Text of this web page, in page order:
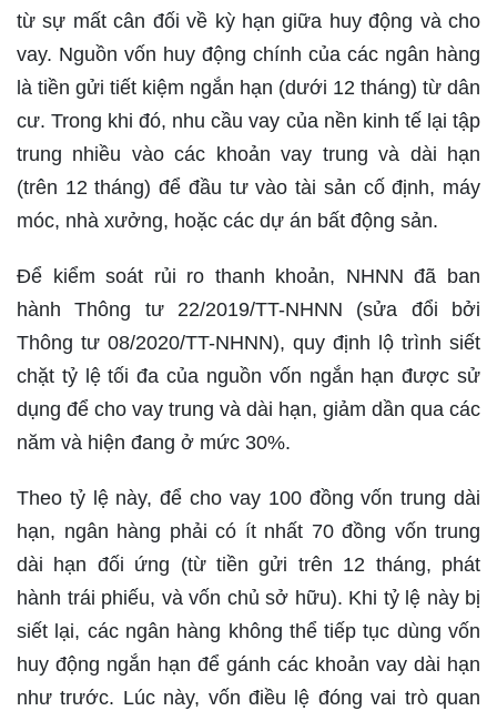
từ sự mất cân đối về kỳ hạn giữa huy động và cho
vay. Nguồn vốn huy động chính của các ngân hàng
là tiền gửi tiết kiệm ngắn hạn (dưới 12 tháng) từ dân
cư. Trong khi đó, nhu cầu vay của nền kinh tế lại tập
trung nhiều vào các khoản vay trung và dài hạn
(trên 12 tháng) để đầu tư vào tài sản cố định, máy
móc, nhà xưởng, hoặc các dự án bất động sản.
Để kiểm soát rủi ro thanh khoản, NHNN đã ban
hành Thông tư 22/2019/TT-NHNN (sửa đổi bởi
Thông tư 08/2020/TT-NHNN), quy định lộ trình siết
chặt tỷ lệ tối đa của nguồn vốn ngắn hạn được sử
dụng để cho vay trung và dài hạn, giảm dần qua các
năm và hiện đang ở mức 30%.
Theo tỷ lệ này, để cho vay 100 đồng vốn trung dài
hạn, ngân hàng phải có ít nhất 70 đồng vốn trung
dài hạn đối ứng (từ tiền gửi trên 12 tháng, phát
hành trái phiếu, và vốn chủ sở hữu). Khi tỷ lệ này bị
siết lại, các ngân hàng không thể tiếp tục dùng vốn
huy động ngắn hạn để gánh các khoản vay dài hạn
như trước. Lúc này, vốn điều lệ đóng vai trò quan